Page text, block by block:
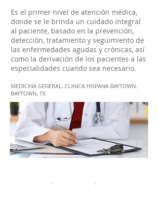
Es el primer nivel de atención médica,
donde se le brinda un cuidado integral
al paciente, basado en la prevención,
detección, tratamiento y seguimiento de
las enfermedades agudas y crónicas, así
como la derivación de los pacientes a las
especialidades cuando sea necesario.
MEDICINA GENERAL, CLINICA HISPANA BAYTOWN,
BAYTOWN, TX
Llámenos hoy